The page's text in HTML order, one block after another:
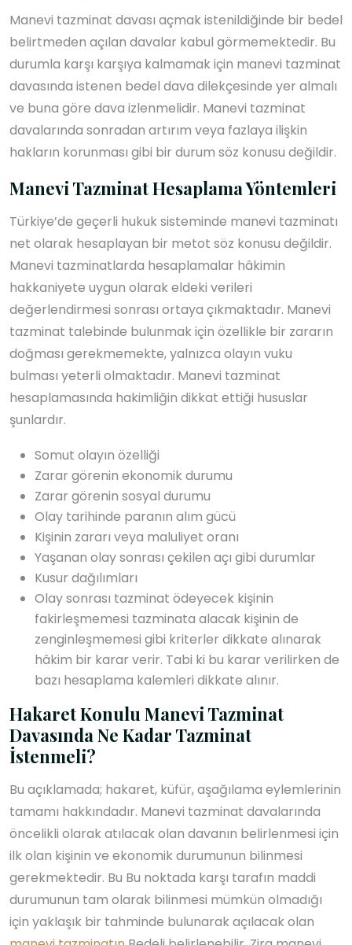
Manevi tazminat davası açmak istenildiğinde bir bedel
belirtmeden açılan davalar kabul görmemektedir. Bu
durumla karşı karşıya kalmamak için manevi tazminat
davasında istenen bedel dava dilekçesinde yer almalı
ve buna göre dava izlenmelidir. Manevi tazminat
davalarında sonradan artırım veya fazlaya ilişkin
hakların korunması gibi bir durum söz konusu değildir.
Manevi Tazminat Hesaplama Yöntemleri
Türkiye’de geçerli hukuk sisteminde manevi tazminatı
net olarak hesaplayan bir metot söz konusu değildir.
Manevi tazminatlarda hesaplamalar hâkimin
hakkaniyete uygun olarak eldeki verileri
değerlendirmesi sonrası ortaya çıkmaktadır. Manevi
tazminat talebinde bulunmak için özellikle bir zararın
doğması gerekmemekte, yalnızca olayın vuku
bulması yeterli olmaktadır. Manevi tazminat
hesaplamasında hakimliğin dikkat ettiği hususlar
şunlardır.
Somut olayın özelliği
Zarar görenin ekonomik durumu
Zarar görenin sosyal durumu
Olay tarihinde paranın alım gücü
Kişinin zararı veya maluliyet oranı
Yaşanan olay sonrası çekilen açı gibi durumlar
Kusur dağılımları
Olay sonrası tazminat ödeyecek kişinin
fakirleşmemesi tazminata alacak kişinin de
zenginleşmemesi gibi kriterler dikkate alınarak
hâkim bir karar verir. Tabi ki bu karar verilirken de
bazı hesaplama kalemleri dikkate alınır.
Hakaret Konulu Manevi Tazminat
Davasında Ne Kadar Tazminat
İstenmeli?
Bu açıklamada; hakaret, küfür, aşağılama eylemlerinin
tamamı hakkındadır. Manevi tazminat davalarında
öncelikli olarak atılacak olan davanın belirlenmesi için
ilk olan kişinin ve ekonomik durumunun bilinmesi
gerekmektedir. Bu Bu noktada karşı tarafın maddi
durumunun tam olarak bilinmesi mümkün olmadığı
için yaklaşık bir tahminde bulunarak açılacak olan